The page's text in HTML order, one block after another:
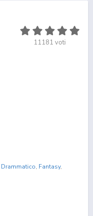
11181 voti
Drammatico, Fantasy,